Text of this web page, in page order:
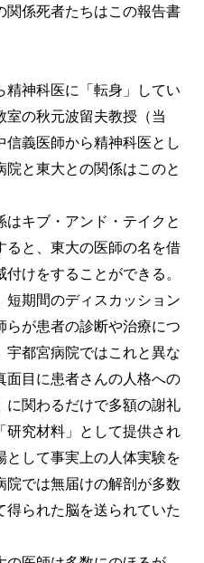
係死者たちはこの報告書
神科医に「転身」してい
室の秋元波留夫教授（当
信義医師から精神科医とし
と東大との関係はこのと
キブ・アンド・テイクと
ると、東大の医師の名を借
けをすることができる。
短期間のディスカッション
らが患者の診断や治療につ
宇都宮病院ではこれと異な
面目に患者さんの人格への
に関わるだけで多額の謝礼
研究材料」として提供され
として事実上の人体実験を
院では無届けの解剖が多数
られた脳を送られていた